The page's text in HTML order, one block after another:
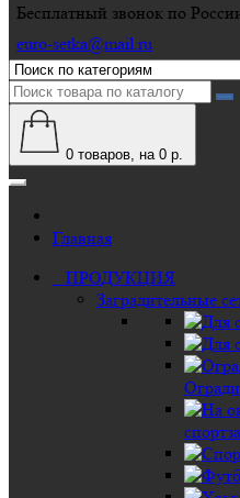
Бесплатный звонок по
euro-setka@mail.ru
0 товаров, на 0 р.
Главная
ПРОДУКЦИЯ
Заградительные